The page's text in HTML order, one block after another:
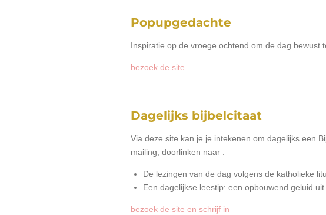
Popupgedachte
Inspiratie op de vroege ochtend om de dag bewust
bezoek de site
Dagelijks bijbelcitaat
Via deze site kan je je intekenen om dagelijks een
mailing, doorlinken naar :
De lezingen van de dag volgens de katholieke
Een dagelijkse leestip: een opbouwend geluid uit
bezoek de site en schrijf in